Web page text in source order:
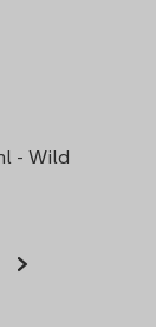
- Wild